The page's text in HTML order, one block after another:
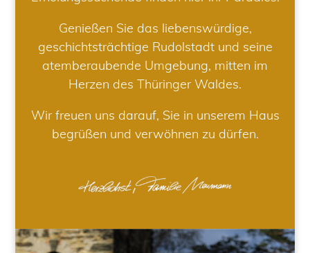
Genießen Sie das liebenswürdige,
geschichtsträchtige Rudolstadt und seine
atemberaubende Umgebung, mitten im
Herzen des Thüringer Waldes.
Wir freuen uns darauf, Sie in unserem Haus
begrüßen und verwöhnen zu dürfen.